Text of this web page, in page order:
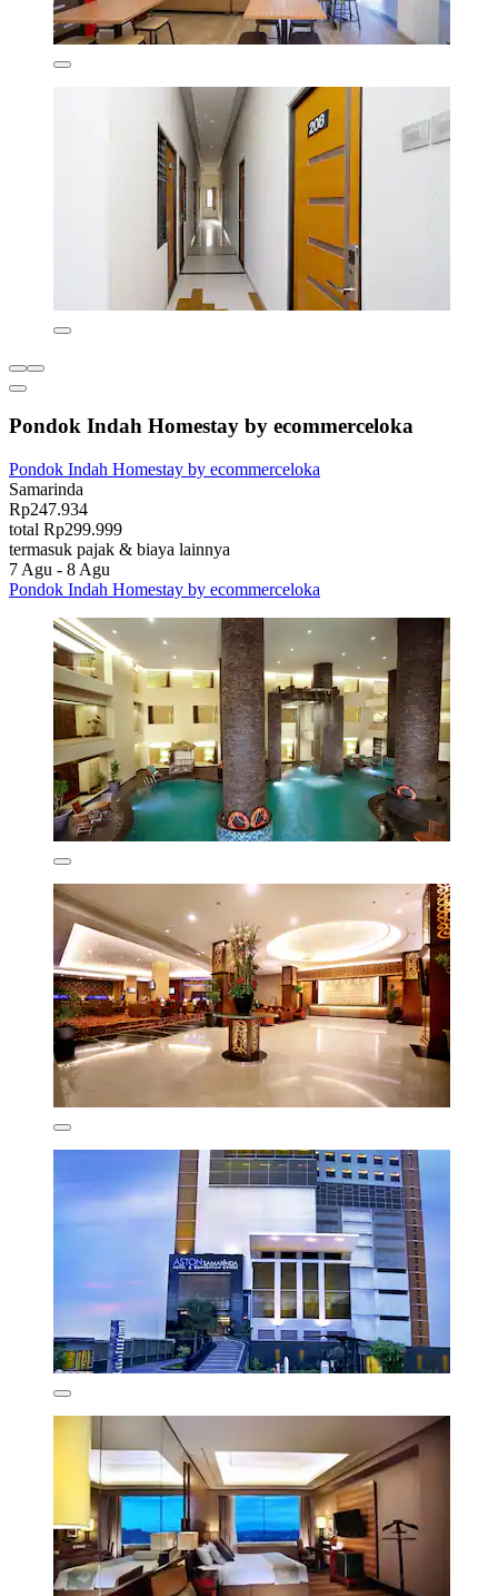
Pondok Indah Homestay by ecommerceloka
Pondok Indah Homestay by ecommerceloka
Samarinda
Rp247.934
total Rp299.999
termasuk pajak & biaya lainnya
7 Agu - 8 Agu
Pondok Indah Homestay by ecommerceloka